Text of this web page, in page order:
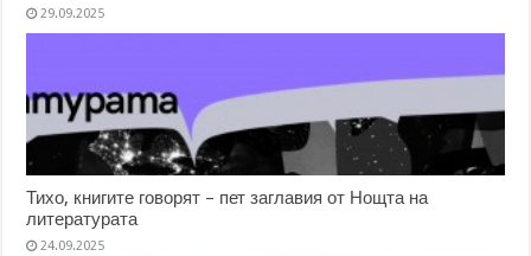
29.09.2025
Тихо, книгите говорят – пет заглавия от Нощта на
литературата
24.09.2025